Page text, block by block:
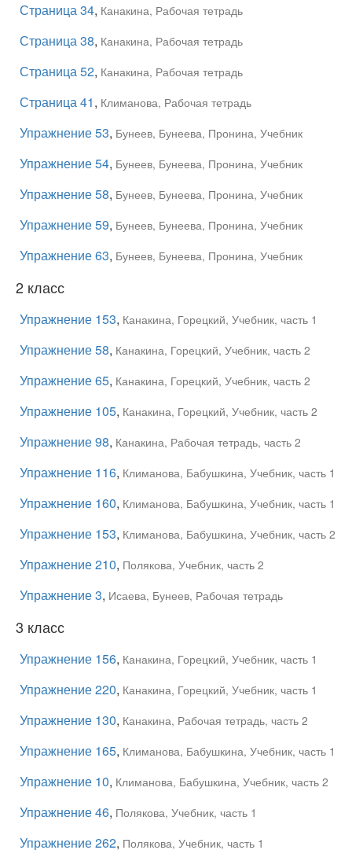
Страница 34, Канакина, Рабочая тетрадь
Страница 38, Канакина, Рабочая тетрадь
Страница 52, Канакина, Рабочая тетрадь
Страница 41, Климанова, Рабочая тетрадь
Упражнение 53, Бунеев, Бунеева, Пронина, Учебник
Упражнение 54, Бунеев, Бунеева, Пронина, Учебник
Упражнение 58, Бунеев, Бунеева, Пронина, Учебник
Упражнение 59, Бунеев, Бунеева, Пронина, Учебник
Упражнение 63, Бунеев, Бунеева, Пронина, Учебник
2 класс
Упражнение 153, Канакина, Горецкий, Учебник, часть 1
Упражнение 58, Канакина, Горецкий, Учебник, часть 2
Упражнение 65, Канакина, Горецкий, Учебник, часть 2
Упражнение 105, Канакина, Горецкий, Учебник, часть 2
Упражнение 98, Канакина, Рабочая тетрадь, часть 2
Упражнение 116, Климанова, Бабушкина, Учебник, часть 1
Упражнение 160, Климанова, Бабушкина, Учебник, часть 1
Упражнение 153, Климанова, Бабушкина, Учебник, часть 2
Упражнение 210, Полякова, Учебник, часть 2
Упражнение 3, Исаева, Бунеев, Рабочая тетрадь
3 класс
Упражнение 156, Канакина, Горецкий, Учебник, часть 1
Упражнение 220, Канакина, Горецкий, Учебник, часть 1
Упражнение 130, Канакина, Рабочая тетрадь, часть 2
Упражнение 165, Климанова, Бабушкина, Учебник, часть 1
Упражнение 10, Климанова, Бабушкина, Учебник, часть 2
Упражнение 46, Полякова, Учебник, часть 1
Упражнение 262, Полякова, Учебник, часть 1